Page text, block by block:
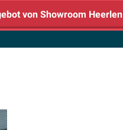
von Showroom Heerlen